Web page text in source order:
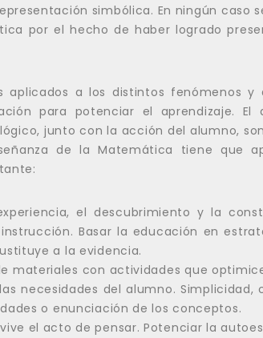
simbólica. En ningún caso
por el hecho de haber logrado
aplicados a los distintos fenómenos
para potenciar el aprendizaje.
junto con la acción del alumno,
de la Matemática tiene que
el descubrimiento y la
Basar la educación en
a la evidencia.
materiales con actividades que
necesidades del alumno.
o enunciación de los conceptos.
el acto de pensar. Potenciar la